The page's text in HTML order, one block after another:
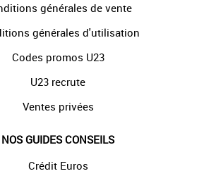
générales de vente
générales d'utilisation
Codes promos U23
U23 recrute
Ventes privées
NOS GUIDES CONSEILS
Crédit Euros